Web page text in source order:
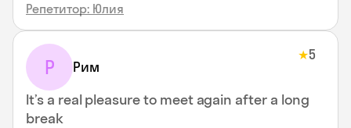
Репетитор: Юлия
Р Рим
★5
It’s a real pleasure to meet again after a long
break